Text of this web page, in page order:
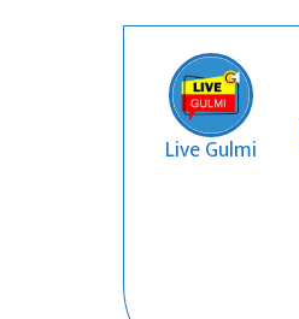
Live Gulmi